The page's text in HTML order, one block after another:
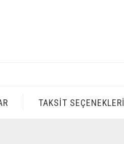
TAKSIT SEÇENEKLERI